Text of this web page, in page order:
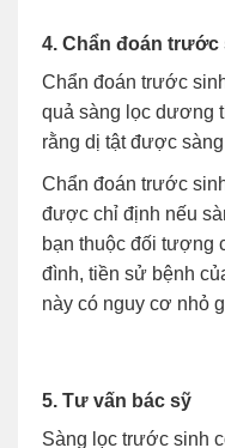
4. Chẩn đoán trước
Chẩn đoán trước
quả sàng lọc dương
rằng dị tật được
Chẩn đoán trước
được chỉ định nếu
bạn thuộc đối tượng
đình, tiền sử bệnh
này có nguy cơ nhỏ
5. Tư vấn bác sỹ
Sàng lọc trước sinh